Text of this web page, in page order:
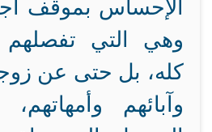
الإحساس بموقف
وهي التي
كله، بل حتى عن
وآبائهم